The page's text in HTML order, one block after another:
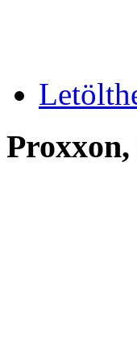
Proxxon,